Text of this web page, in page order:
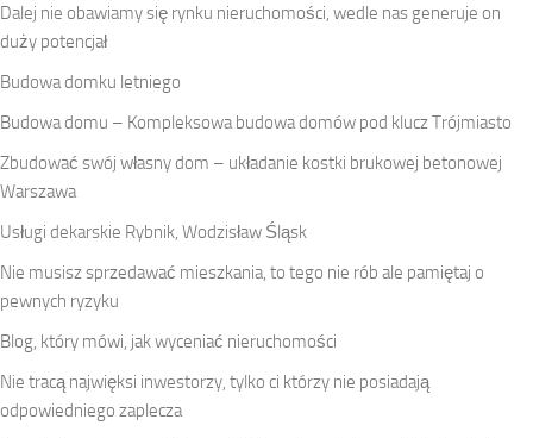
Dalej nie obawiamy się rynku nieruchomości, wedle nas generuje on
duży potencjał
Budowa domku letniego
Budowa domu – Kompleksowa budowa domów pod klucz Trójmiasto
Zbudować swój własny dom – układanie kostki brukowej betonowej
Warszawa
Usługi dekarskie Rybnik, Wodzisław Śląsk
Nie musisz sprzedawać mieszkania, to tego nie rób ale pamiętaj o
pewnych ryzyku
Blog, który mówi, jak wyceniać nieruchomości
Nie tracą najwięksi inwestorzy, tylko ci którzy nie posiadają
odpowiedniego zaplecza